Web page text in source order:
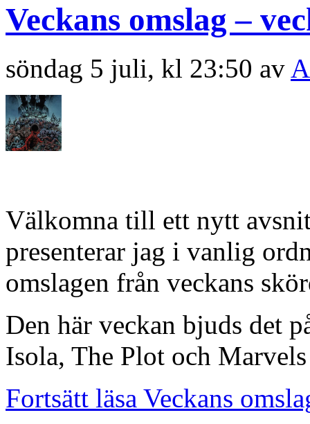
Veckans omslag –
söndag 5 juli, kl 23:50 av
Välkomna till ett nytt
presenterar jag i vanlig
omslagen från veckans
Den här veckan bjuds det
Isola, The Plot och
Fortsätt läsa Veckans